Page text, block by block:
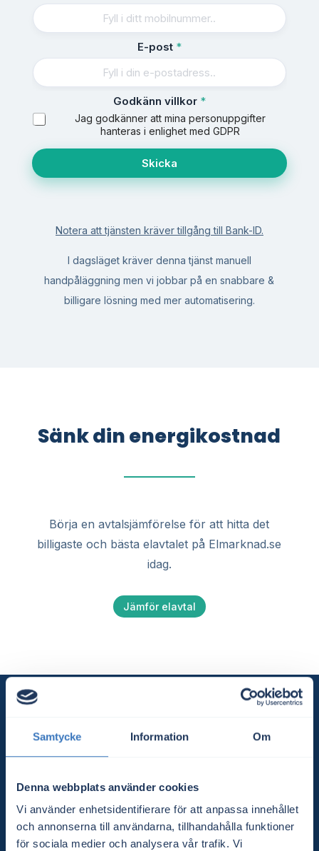
Samtycke Information Om
Denna webbplats använder cookies
Vi använder enhetsidentifierare för att anpassa innehållet
och annonserna till användarna, tillhandahålla funktioner
för sociala medier och analysera vår trafik. Vi
r
s
n
u
m
e
E
-
p
E-post *
Godkänn villkor *
Jag godkänner att mina personuppgifter
hanteras i enlighet med GDPR
Skicka
Notera att tjänsten kräver tillgång till Bank-ID.
I dagsläget kräver denna tjänst manuell
handpåläggning men vi jobbar på en snabbare &
billigare lösning med mer automatisering.
Sänk din energikostnad
Börja en avtalsjämförelse för att hitta det
billigaste och bästa elavtalet på Elmarknad.se
idag.
Jämför elavtal
Elavtal
Byt elavtal
Teckna elavtal
Rörliga elavtal
Kvartprisavtal